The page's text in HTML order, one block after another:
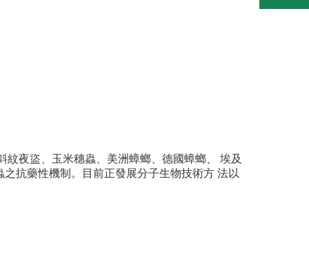
夜盜、玉米穗蟲、美洲蟑螂、德國蟑螂、 埃及
抗藥性機制。目前正發展分子生物技術方 法以